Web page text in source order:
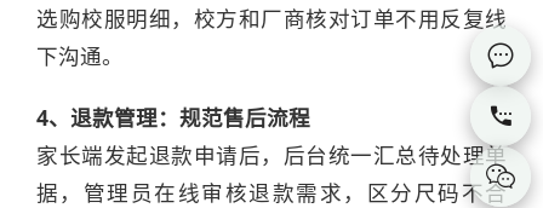
选购校服明细，校方和厂商核对订单不用反复线
下沟通。
4、退款管理：规范售后流程
家长端发起退款申请后，后台统一汇总待处理单
据，管理员在线审核退款需求，区分尺码不合


